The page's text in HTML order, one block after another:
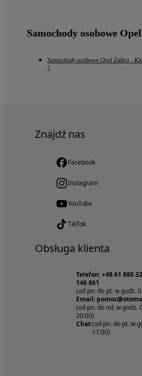
Samochody osobowe
Samochody osobowe Opel Zafira -
1
Znajdź nas
Facebook
Instagram
YouTube
TikTok
Obsługa klienta
Telefon: +48 61 880
146 861
(od pn. do pt. w godz.
Email:
(od pn. do nd. w godz.
20:00)
Chat:(od pn. do pt. w
17:00)